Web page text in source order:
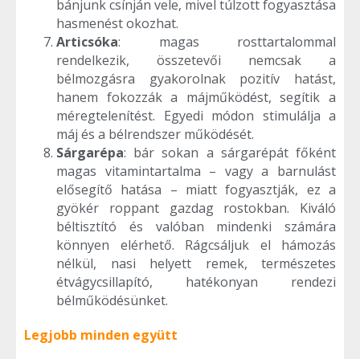
bánjunk csínján vele, mivel túlzott fogyasztása
hasmenést okozhat.
Articsóka: magas rosttartalommal
rendelkezik, összetevői nemcsak a
bélmozgásra gyakorolnak pozitív hatást,
hanem fokozzák a májműködést, segítik a
méregtelenítést. Egyedi módon stimulálja a
máj és a bélrendszer működését.
Sárgarépa: bár sokan a sárgarépát főként
magas vitamintartalma – vagy a barnulást
elősegítő hatása – miatt fogyasztják, ez a
gyökér roppant gazdag rostokban. Kiváló
béltisztító és valóban mindenki számára
könnyen elérhető. Rágcsáljuk el hámozás
nélkül, nasi helyett remek, természetes
étvágycsillapító, hatékonyan rendezi
bélműködésünket.
Legjobb minden együtt